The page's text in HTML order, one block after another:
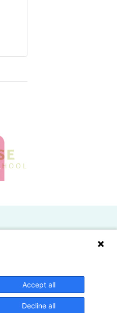
Accept all
Decline all